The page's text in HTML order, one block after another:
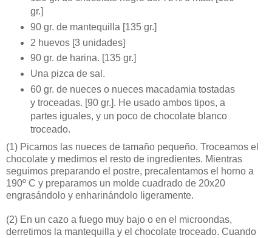
gr.]
90 gr. de mantequilla [135 gr.]
2 huevos [3 unidades]
90 gr. de harina. [135 gr.]
Una pizca de sal.
60 gr. de nueces o nueces macadamia tostadas
y troceadas. [90 gr.]. He usado ambos tipos, a
partes iguales, y un poco de chocolate blanco
troceado.
(1) Picamos las nueces de tamaño pequeño. Troceamos el
chocolate y medimos el resto de ingredientes. Mientras
seguimos preparando el postre, precalentamos el horno a
190º C y preparamos un molde cuadrado de 20x20
engrasándolo y enharinándolo ligeramente.
(2) En un cazo a fuego muy bajo o en el microondas,
derretimos la mantequilla y el chocolate troceado. Cuando